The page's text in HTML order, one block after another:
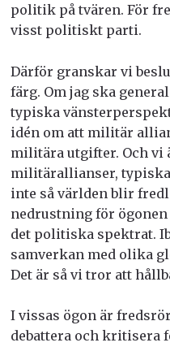
politik på tvären. För
visst politiskt parti.
Därför granskar vi
färg. Om jag ska
typiska
idén om att militär
militära utgifter. Och vi
militärallianser,
inte så världen blir
nedrustning för
det politiska spektrat.
samverkan med olika
Det är så vi tror att
I vissas ögon är
debattera och kritisera